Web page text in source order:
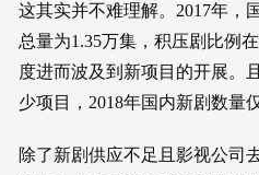
这其实并不难理解。2017年，
总量为1.35万集，积压剧比例
度进而波及到新项目的开展。
少项目，2018年国内新剧数量
除了新剧供应不足且影视公司